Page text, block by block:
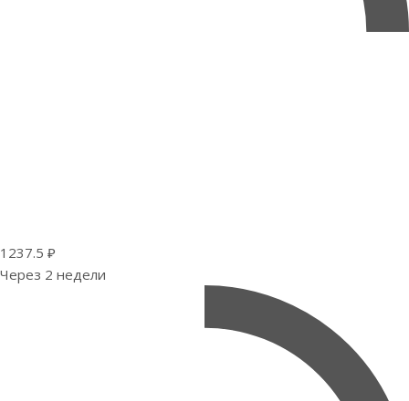
1237.5 ₽
Через 2 недели